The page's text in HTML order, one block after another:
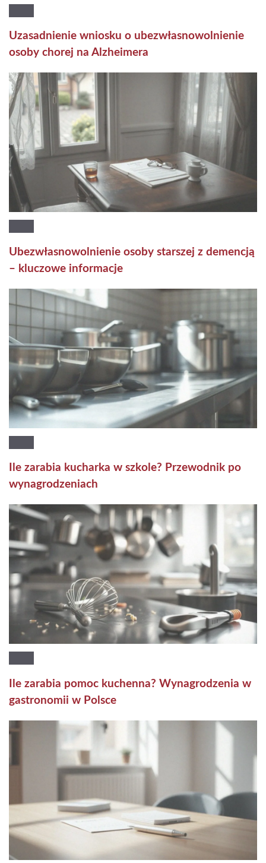
Uzasadnienie wniosku o ubezwłasnowolnienie
osoby chorej na Alzheimera
Ubezwłasnowolnienie osoby starszej z demencją
– kluczowe informacje
Ile zarabia kucharka w szkole? Przewodnik po
wynagrodzeniach
Ile zarabia pomoc kuchenna? Wynagrodzenia w
gastronomii w Polsce